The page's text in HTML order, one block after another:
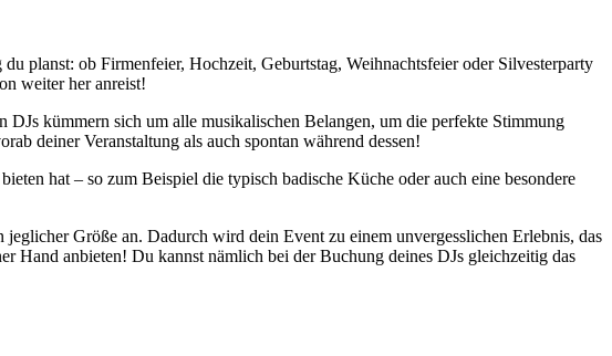
planst: ob Firmenfeier, Hochzeit, Geburtstag, Weihnachtsfeier oder Silvesterparty
weiter her anreist!
DJs kümmern sich um alle musikalischen Belangen, um die perfekte Stimmung
deiner Veranstaltung als auch spontan während dessen!
hat – so zum Beispiel die typisch badische Küche oder auch eine besondere
Größe an. Dadurch wird dein Event zu einem unvergesslichen Erlebnis, das
Hand anbieten! Du kannst nämlich bei der Buchung deines DJs gleichzeitig das